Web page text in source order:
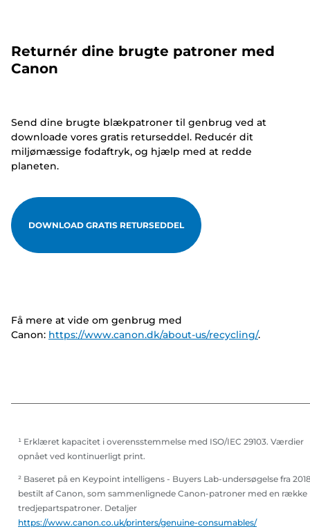
Returnér dine brugte patroner med
Canon
Send dine brugte blækpatroner til genbrug ved at
downloade vores gratis returseddel. Reducér dit
miljømæssige fodaftryk, og hjælp med at redde
planeten.
DOWNLOAD GRATIS RETURSEDDEL
Få mere at vide om genbrug med
Canon: https://www.canon.dk/about-us/recycling/.
¹ Erklæret kapacitet i overensstemmelse med ISO/IEC 29103. Værdier
opnået ved kontinuerligt print.
² Baseret på en Keypoint intelligens - Buyers Lab-undersøgelse fra
bestilt af Canon, som sammenlignede Canon-patroner med en række
tredjepartspatroner. Detaljer
https://www.canon.co.uk/printers/genuine-consumables/